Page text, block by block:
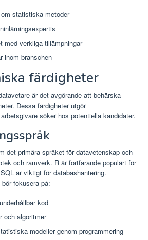
statistiska metoder
med verkliga tillämpningar
inom branschen
färdigheter
är det avgörande att behärska
Dessa färdigheter utgör
söker hos potentiella kandidater.
det primära språket för datavetenskap och
och ramverk. R är fortfarande populärt för
är viktigt för databashantering.
fokusera på:
kod
och algoritmer
modeller genom programmering